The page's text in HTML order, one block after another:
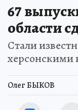
67
области
Стали
херсонскими
Олег БЫКОВ